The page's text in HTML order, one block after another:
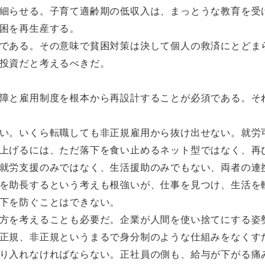
らせる。子育て適齢期の低収入は、まっとうな教育を受
を再生産する。
る。その意味で貧困対策は決して個人の救済にとどま
資だと考えるべきだ。
雇用制度を根本から再設計することが必須である。そ
いくら転職しても非正規雇用から抜け出せない。就労
げるには、ただ落下を食い止めるネット型ではなく、
労支援のみではなく、生活援助のみでもない、両者の連
助長するという考えも根強いが、仕事を見つけ、生活を
を防ぐことはできない。
を考えることも必要だ。企業が人間を使い捨てにする姿
規、非正規というまるで身分制のような仕組みをなくす
入れなければならない。正社員の側も、給与が下がる痛